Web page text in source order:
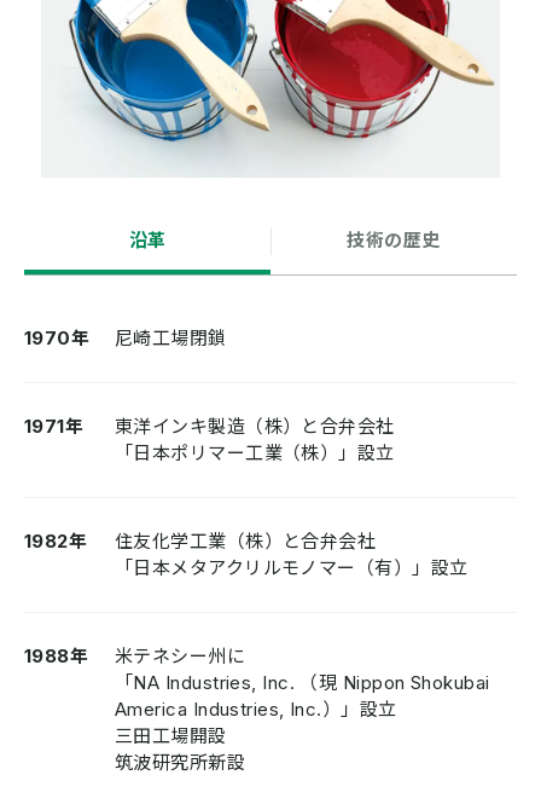
沿革 技術の歴史
1970年 尼崎工場閉鎖
1971年
東洋インキ製造（株）と合弁会社
「日本ポリマー工業（株）」設立
1982年
住友化学工業（株）と合弁会社
「日本メタアクリルモノマー（有）」設立
1988年
米テネシー州に
「NA Industries, Inc. （現 Nippon Shokubai
America Industries, Inc.）」設立
三田工場開設
筑波研究所新設